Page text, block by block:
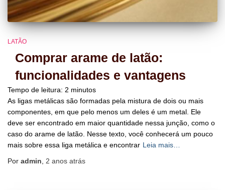
LATÃO
Comprar arame de latão:
funcionalidades e vantagens
Tempo de leitura: 2 minutos
As ligas metálicas são formadas pela mistura de dois ou mais
componentes, em que pelo menos um deles é um metal. Ele
deve ser encontrado em maior quantidade nessa junção, como o
caso do arame de latão. Nesse texto, você conhecerá um pouco
mais sobre essa liga metálica e encontrar Leia mais…
Por admin, 2 anos atrás